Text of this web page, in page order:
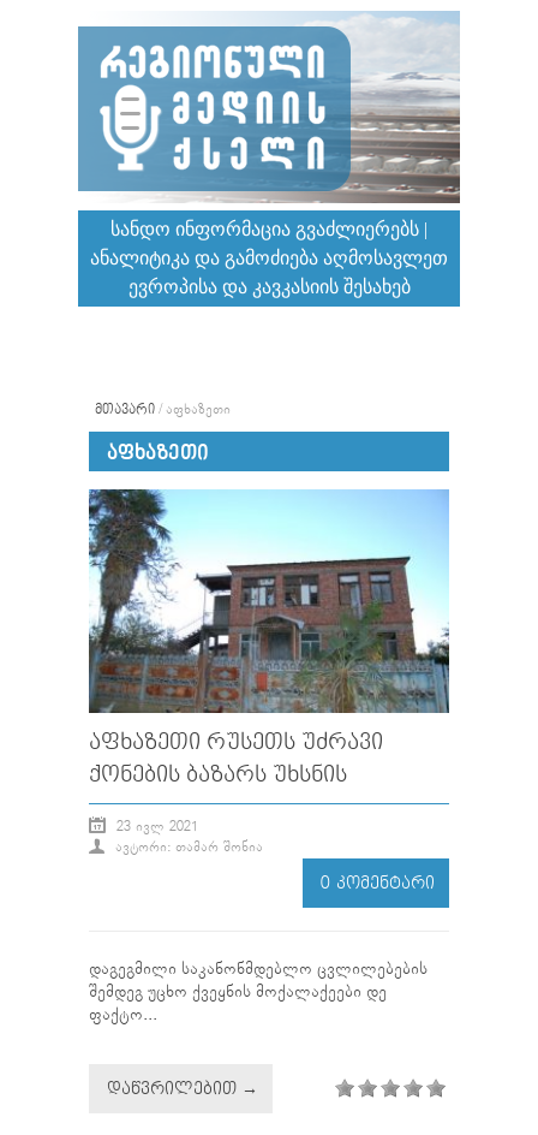
ᲡᲐᲜᲓᲝ ᲘᲜᲤᲝᲠᲛᲐᲪᲘᲐ ᲒᲕᲐᲫᲚᲘᲔᲠᲔᲑᲡ |
ᲐᲜᲐᲚᲘᲢᲘᲙᲐ ᲓᲐ ᲒᲐᲛᲝᲫᲘᲔᲑᲐ ᲐᲦᲛᲝᲡᲐᲕᲚᲔᲗ
ᲔᲕᲠᲝᲞᲘᲡᲐ ᲓᲐ ᲙᲐᲕᲙᲐᲡᲘᲘᲡ ᲨᲔᲡᲐᲮᲔᲑ
ᲛᲗᲐᲕᲐᲠᲘ / ᲐᲤᲮᲐᲖᲔᲗᲘ
ᲐᲤᲮᲐᲖᲔᲗᲘ
ᲐᲤᲮᲐᲖᲔᲗᲘ ᲠᲣᲡᲔᲗᲡ ᲣᲫᲠᲐᲕᲘ
ᲥᲝᲜᲔᲑᲘᲡ ᲑᲐᲖᲐᲠᲡ ᲣᲮᲡᲜᲘᲡ
23 ᲘᲕᲚ 2021
ᲐᲕᲢᲝᲠᲘ: ᲗᲐᲛᲐᲠ ᲨᲝᲜᲘᲐ
0 ᲙᲝᲛᲔᲜᲢᲐᲠᲘ
დაგეგმილი საკანონმდებლო ცვლილებების
შემდეგ უცხო ქვეყნის მოქალაქეები დე
ფაქტო...
ᲓᲐᲬᲕᲠᲘᲚᲔᲑᲘᲗ →